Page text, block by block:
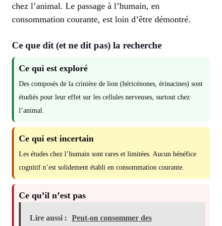
chez l’animal. Le passage à l’humain, en
consommation courante, est loin d’être démontré.
Ce que dit (et ne dit pas) la recherche
Ce qui est exploré
Des composés de la crinière de lion (héricénones, érinacines) sont
étudiés pour leur effet sur les cellules nerveuses, surtout chez
l’animal.
Ce qui est incertain
Les études chez l’humain sont rares et limitées. Aucun bénéfice
cognitif n’est solidement établi en consommation courante.
Ce qu’il n’est pas
Lire aussi :
Peut-on consommer des